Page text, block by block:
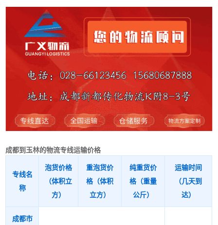
成都到玉林的物流专线运输价格
专线名
称
泡货价格
（体积立
方）
重泡货价
格（体积
立方）
纯重货价
格（重量
公斤）
运输时间
（几天到
达）
成都市